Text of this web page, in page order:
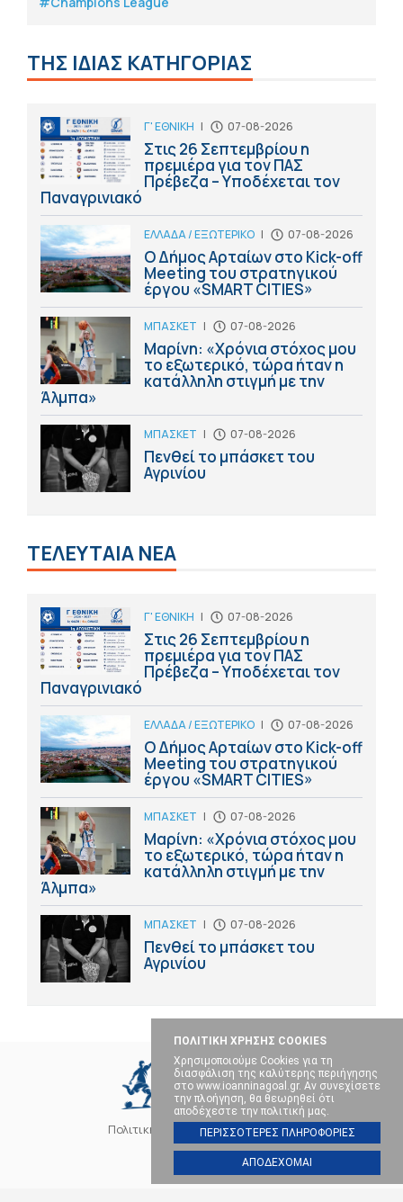
ΠΟΛΙΤΙΚΗ ΧΡΗΣΗΣ COOKIES
Χρησιμοποιούμε Cookies για τη
διασφάλιση της καλύτερης περιήγησης
στο www.ioanninagoal.gr. Αν συνεχίσετε
την πλοήγηση, θα θεωρηθεί ότι
αποδέχεστε την πολιτική μας.
ΠΕΡΙΣΣΟΤΕΡΕΣ ΠΛΗΡΟΦΟΡΙΕΣ
ΑΠΟΔΕΧΟΜΑΙ
ΤΗΣ ΙΔΙΑΣ ΚΑΤΗΓΟΡΙΑΣ
Γ' ΕΘΝΙΚΗ | 07-08-2026
Στις 26 Σεπτεμβρίου η
πρεμιέρα για τον ΠΑΣ
Πρέβεζα – Υποδέχεται τον
Παναγρινιακό
ΕΛΛΑΔΑ / ΕΞΩΤΕΡΙΚΟ | 07-08-2026
Ο Δήμος Αρταίων στο Kick-off
Meeting του στρατηγικού
έργου «SMART CITIES»
ΜΠΑΣΚΕΤ | 07-08-2026
Μαρίνη: «Χρόνια στόχος μου
το εξωτερικό, τώρα ήταν η
κατάλληλη στιγμή με την
Άλμπα»
ΜΠΑΣΚΕΤ | 07-08-2026
Πενθεί το μπάσκετ του
Αγρινίου
ΤΕΛΕΥΤΑΙΑ ΝΕΑ
Γ' ΕΘΝΙΚΗ | 07-08-2026
Στις 26 Σεπτεμβρίου η
πρεμιέρα για τον ΠΑΣ
Πρέβεζα – Υποδέχεται τον
Παναγρινιακό
ΕΛΛΑΔΑ / ΕΞΩΤΕΡΙΚΟ | 07-08-2026
Ο Δήμος Αρταίων στο Kick-off
Meeting του στρατηγικού
έργου «SMART CITIES»
ΜΠΑΣΚΕΤ | 07-08-2026
Μαρίνη: «Χρόνια στόχος μου
το εξωτερικό, τώρα ήταν η
κατάλληλη στιγμή με την
Άλμπα»
ΜΠΑΣΚΕΤ | 07-08-2026
Πενθεί το μπάσκετ του
Αγρινίου
Πολιτική Cookies Επικοινωνία
SOCIAL MEDIA